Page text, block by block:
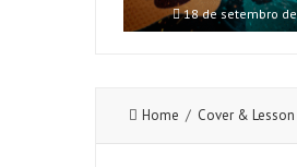
18 de setembro
Home / Cover & Lesson